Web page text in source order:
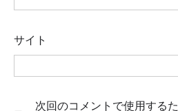
サイト
次回のコメントで使用する